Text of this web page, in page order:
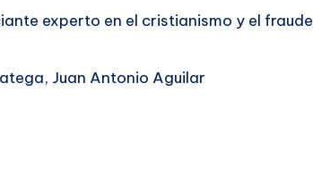
experto en el cristianismo y el fraude
Juan Antonio Aguilar